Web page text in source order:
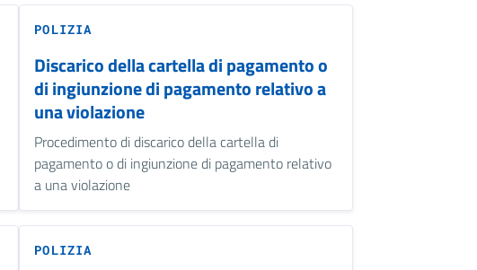
POLIZIA
Discarico della cartella di pagamento o
di ingiunzione di pagamento relativo a
una violazione
Procedimento di discarico della cartella di
pagamento o di ingiunzione di pagamento relativo
a una violazione
POLIZIA